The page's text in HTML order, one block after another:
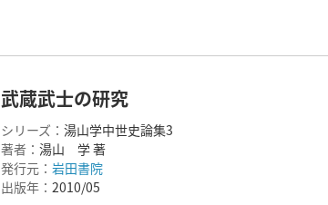
武蔵武士の研究
シリーズ： 湯山学中世史論集3
著者： 湯山 学 著
発行元： 岩田書院
出版年： 2010/05